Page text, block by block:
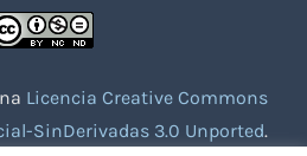
Licencia Creative Commons
SinDerivadas 3.0 Unported.